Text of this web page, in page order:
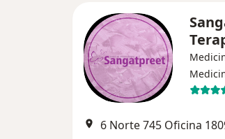
6 Norte 745 Oficina